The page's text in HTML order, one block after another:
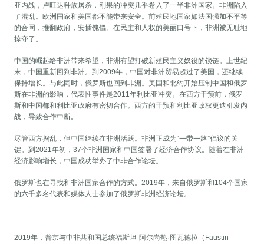
亚内战，卢旺达种族屠杀，刚果的冲突几乎卷入了一半非洲国家。非洲陷入
了混乱。欧洲国家和美国都不能带来安全。前殖民地国家如法国强加不平等
的合同，推翻政府，安插傀儡。在民主和人权的美丽口号下，非洲被无耻地
掠夺了。
中国的崛起给非洲带来希望，非洲有望打破新殖民主义奴役的锁链。上世纪
末，中国重新回到非洲。到2009年，中国对非洲贸易超过了美国，还继续
保持增长。与此同时，俄罗斯也回到非洲。美国和北约开始压制中国和俄罗
斯在非洲的影响，代表性事件是2011年利比亚冲突。在西方干预前，俄罗
斯和中国都和利比亚政府有密切合作。西方的干预和利比亚政权更迭引发内
战，导致合作中断。
尽管西方捣乱，但中国继续在非洲活跃。非洲正成为“一带一路”倡议的关
键。到2021年初，37个非洲国家和中国签署了经济合作协议。随着在非洲
经济影响增长，中国成功举办了中非合作论坛。
俄罗斯也在寻找和非洲国家合作的方式。2019年，来自俄罗斯和104个国家
的六千多名代表和媒体人士参加了俄罗斯非洲经济论坛。
2019年，普京与中非共和国总统福斯坦-阿尔尚热·图瓦德拉（Faustin-